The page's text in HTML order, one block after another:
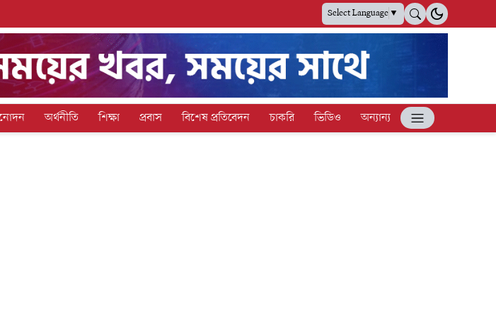
Select Language▼
অর্থনীতি শিক্ষা প্রবাস বিশেষ প্রতিবেদন চাকরি ভিডিও অন্যান্য